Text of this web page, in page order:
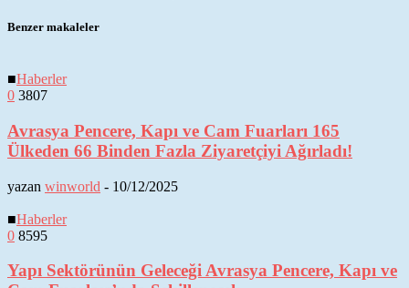
Benzer makaleler
■Haberler
0 3807
Avrasya Pencere, Kapı ve Cam Fuarları 165
Ülkeden 66 Binden Fazla Ziyaretçiyi Ağırladı!
yazan winworld - 10/12/2025
■Haberler
0 8595
Yapı Sektörünün Geleceği Avrasya Pencere, Kapı ve